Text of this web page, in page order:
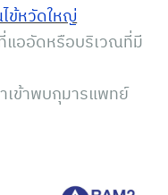
ข้หวัดใหญ่
แออัดหรือบริเวณที่มี
ข้าพบกุมารแพทย์